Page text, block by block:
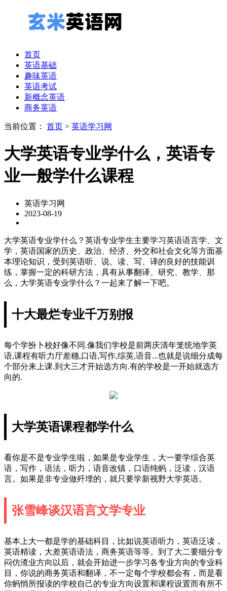
首页
英语基础
趣味英语
英语考试
新概念英语
商务英语
当前位置： 首页 > 英语学习网
大学英语专业学什么，英语专
业一般学什么课程
英语学习网
2023-08-19
大学英语专业学什么？英语专业学生主要学习英语语言学、文
学，英语国家的历史、政治、经济、外交和社会文化等方面基
本理论知识，受到英语听、说、读、写、译的良好的技能训
练，掌握一定的科研方法，具有从事翻译、研究、教学、那
么，大学英语专业学什么？一起来了解一下吧。
十大最烂专业千万别报
每个学扮卜校好像不同.像我们学校是前两庆清年笼统地学英
语,课程有听力厅差穗,口语,写作,综英,语音...也就是说细分成每
个部分来上课.到大三才开始选方向.有的学校是一开始就选方
向的.
大学英语课程都学什么
看你是不是专业学生啦，如果是专业学生，大一要学综合英
语，写作，语法，听力，语音改镇，口语纯蚂，泛读，汉语
言。如果是非专业做歼埋的，就只要学新视野大学英语。
张雪峰谈汉语言文学专业
基本上大一都是学的基础科目，比如说英语听力，英语泛读，
英语精读，大差英语语法，商务英语等等。到了大二要细分专
闷仿渣业方向以后，就会开始进一步学习各专业方向的专业科
目，你说的商务英语和翻译，不一定每个学校都会有，而是看
你蚂悄所报读的学校自己的专业方向设置和课程设置而有所不